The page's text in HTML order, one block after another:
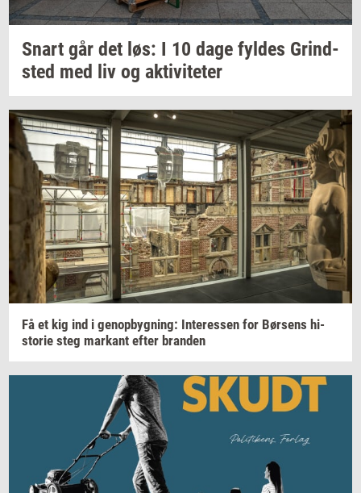
Snart går det løs: I 10 dage fyl­des Grind­
sted med liv og ak­ti­vi­te­ter
Få et kig ind i genop­byg­ning: In­ter­es­sen for Bør­sens hi­
sto­rie steg mar­kant efter bran­den